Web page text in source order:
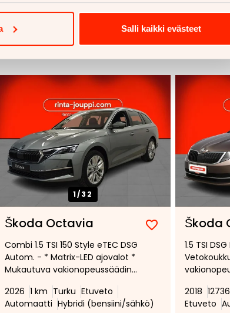
Salli kaikki evästeet
1/32
Škoda Octavia
Lisää
suosikiksi
Poista
suosikeista
Combi 1.5 TSI 150 Style eTEC DSG
Autom. - * Matrix-LED ajovalot *
Mukautuva vakionopeussäädin
Peruutuskamera *
2026 1 km Turku Etuveto
Automaatti Hybridi (bensiini/sähkö)
Škoda
1.5 TSI
2018
Etuveto